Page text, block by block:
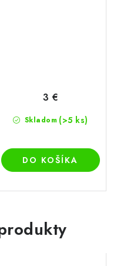
Skladom (>5 ks)
3 €
DO KOŠÍKA